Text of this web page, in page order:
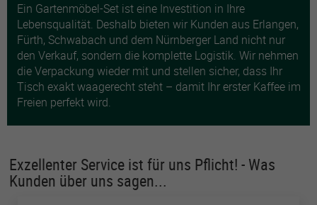
Ein Gartenmöbel-Set ist eine Investition in Ihre
Lebensqualität. Deshalb bieten wir Kunden aus Erlangen,
Fürth, Schwabach und dem Nürnberger Land nicht nur
den Verkauf, sondern die komplette Logistik. Wir nehmen
die Verpackung wieder mit und stellen sicher, dass Ihr
Tisch exakt waagerecht steht – damit Ihr erster Kaffee im
Freien perfekt wird.
Exzellenter Service ist für uns Pflicht! - Was
Kunden über uns sagen...